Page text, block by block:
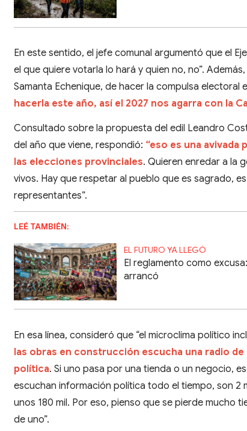
En este sentido, el jefe comunal argumentó que el
el que quiere votarla lo hará y quien no, no”.
Samanta Echenique, de hacer la compulsa electoral
hacerla este año, así el 2027 nos agarra con la
Consultado sobre la propuesta del edil Leandro
del año que viene, respondió: “eso es una avivada
las elecciones provinciales. Quieren enredar a la
vivos. Hay que respetar al pueblo que es sagrado,
representantes”.
LEÉ TAMBIÉN:
EL FUTURO YA LLEGÓ
El reglamento como
arrancó
En esa línea, consideró que “el microclima político
las obras en construcción escucha una radio de
política. Si uno pasa por una tienda o un negocio,
escuchan información política todo el tiempo, son 2
unos 180 mil. Por eso, pienso que se pierde mucho
de uno”.